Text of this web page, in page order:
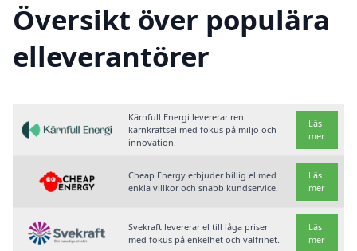
Översikt över populära
elleverantörer
Kärnfull Energi levererar ren
kärnkraftsel med fokus på miljö och
innovation.
Läs
mer
Cheap Energy erbjuder billig el med
enkla villkor och snabb kundservice.
Läs
mer
Svekraft levererar el till låga priser
med fokus på enkelhet och valfrihet.
Läs
mer